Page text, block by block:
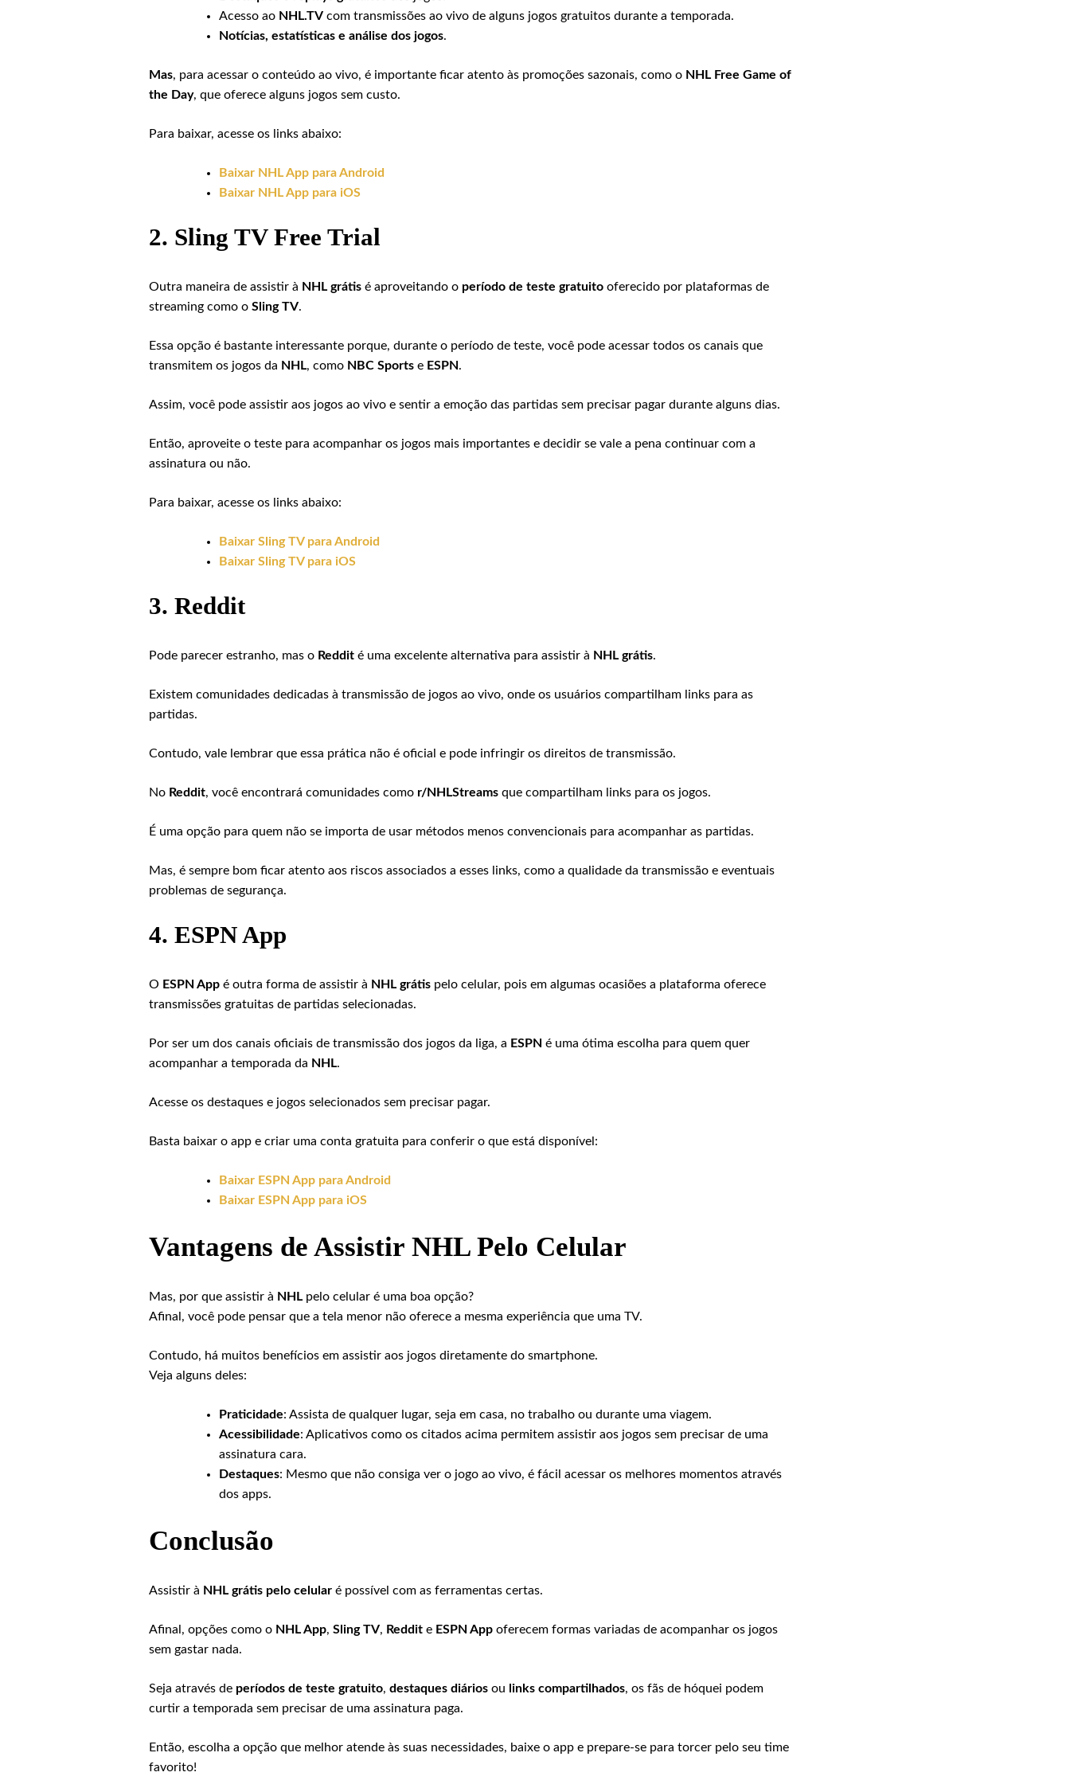
Acesso ao NHL.TV com transmissões ao vivo de alguns jogos gratuitos durante a temporada.
Notícias, estatísticas e análise dos jogos.
Mas, para acessar o conteúdo ao vivo, é importante ficar atento às promoções sazonais, como o NHL Free Game of
the Day, que oferece alguns jogos sem custo.
Para baixar, acesse os links abaixo:
Baixar NHL App para Android
Baixar NHL App para iOS
2. Sling TV Free Trial
Outra maneira de assistir à NHL grátis é aproveitando o período de teste gratuito oferecido por plataformas de
streaming como o Sling TV.
Essa opção é bastante interessante porque, durante o período de teste, você pode acessar todos os canais que
transmitem os jogos da NHL, como NBC Sports e ESPN.
Assim, você pode assistir aos jogos ao vivo e sentir a emoção das partidas sem precisar pagar durante alguns dias.
Então, aproveite o teste para acompanhar os jogos mais importantes e decidir se vale a pena continuar com a
assinatura ou não.
Para baixar, acesse os links abaixo:
Baixar Sling TV para Android
Baixar Sling TV para iOS
3. Reddit
Pode parecer estranho, mas o Reddit é uma excelente alternativa para assistir à NHL grátis.
Existem comunidades dedicadas à transmissão de jogos ao vivo, onde os usuários compartilham links para as
partidas.
Contudo, vale lembrar que essa prática não é oficial e pode infringir os direitos de transmissão.
No Reddit, você encontrará comunidades como r/NHLStreams que compartilham links para os jogos.
É uma opção para quem não se importa de usar métodos menos convencionais para acompanhar as partidas.
Mas, é sempre bom ficar atento aos riscos associados a esses links, como a qualidade da transmissão e eventuais
problemas de segurança.
4. ESPN App
O ESPN App é outra forma de assistir à NHL grátis pelo celular, pois em algumas ocasiões a plataforma oferece
transmissões gratuitas de partidas selecionadas.
Por ser um dos canais oficiais de transmissão dos jogos da liga, a ESPN é uma ótima escolha para quem quer
acompanhar a temporada da NHL.
Acesse os destaques e jogos selecionados sem precisar pagar.
Basta baixar o app e criar uma conta gratuita para conferir o que está disponível:
Baixar ESPN App para Android
Baixar ESPN App para iOS
Vantagens de Assistir NHL Pelo Celular
Mas, por que assistir à NHL pelo celular é uma boa opção?
Afinal, você pode pensar que a tela menor não oferece a mesma experiência que uma TV.
Contudo, há muitos benefícios em assistir aos jogos diretamente do smartphone.
Veja alguns deles:
Praticidade: Assista de qualquer lugar, seja em casa, no trabalho ou durante uma viagem.
Acessibilidade: Aplicativos como os citados acima permitem assistir aos jogos sem precisar de uma
assinatura cara.
Destaques: Mesmo que não consiga ver o jogo ao vivo, é fácil acessar os melhores momentos através
dos apps.
Conclusão
Assistir à NHL grátis pelo celular é possível com as ferramentas certas.
Afinal, opções como o NHL App, Sling TV, Reddit e ESPN App oferecem formas variadas de acompanhar os jogos
sem gastar nada.
Seja através de períodos de teste gratuito, destaques diários ou links compartilhados, os fãs de hóquei podem
curtir a temporada sem precisar de uma assinatura paga.
Então, escolha a opção que melhor atende às suas necessidades, baixe o app e prepare-se para torcer pelo seu time
favorito!